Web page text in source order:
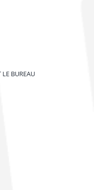
BUREAU